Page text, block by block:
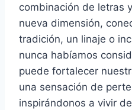
combinación de letras
nueva dimensión,
tradición, un linaje o
nunca habíamos
puede fortalecer
una sensación de
inspirándonos a vivir